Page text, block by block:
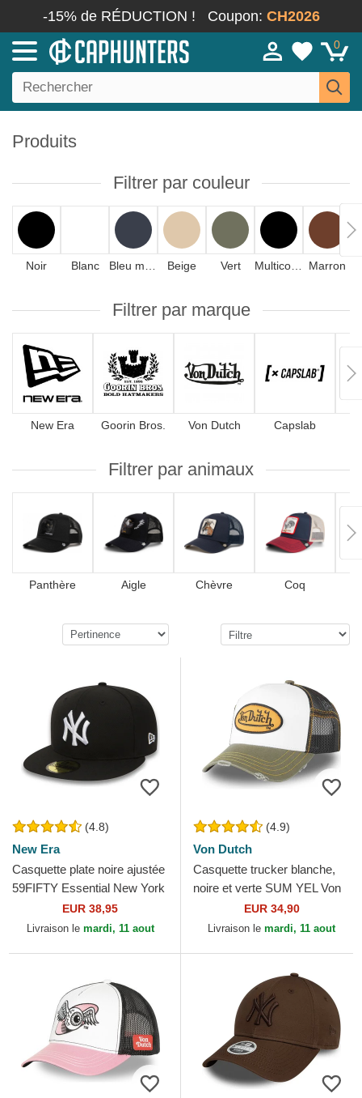
-15% de RÉDUCTION ! Coupon: CH2026
0
Produits
Filtrer par couleur
Noir Blanc Beige Vert Marron
Filtrer par marque
New Era Goorin Bros. Von Dutch Capslab
Filtrer par animaux
Panthère Aigle Chèvre Coq
(4.8)
New Era
Casquette plate noire ajustée
59FIFTY Essential New York
Yankees MLB New Era
EUR 38,95
Livraison le mardi, 11 aout
(4.9)
Von Dutch
Casquette trucker blanche,
noire et verte SUM YEL Von
EUR 34,90
Livraison le mardi, 11 aout